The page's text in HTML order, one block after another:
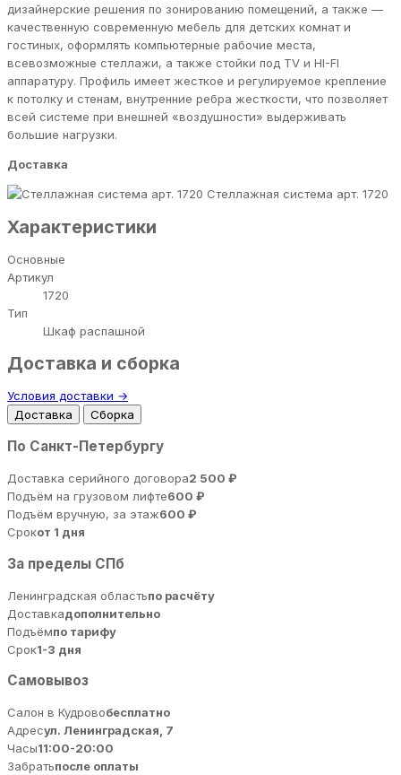
дизайнерские решения по зонированию помещений, а также —
качественную современную мебель для детских комнат и
гостиных, оформлять компьютерные рабочие места,
всевозможные стеллажи, а также стойки под TV и HI-FI
аппаратуру. Профиль имеет жесткое и регулируемое крепление
к потолку и стенам, внутренние ребра жесткости, что позволяет
всей системе при внешней «воздушности» выдерживать
большие нагрузки.
Доставка
Стеллажная система арт. 1720
Характеристики
Основные
Артикул
1720
Тип
Шкаф распашной
Доставка и сборка
Условия доставки →
Доставка
Сборка
По Санкт-Петербургу
Доставка серийного договора2 500 ₽
Подъём на грузовом лифте600 ₽
Подъём вручную, за этаж600 ₽
Срокот 1 дня
За пределы СПб
Ленинградская областьпо расчёту
Доставкадополнительно
Подъёмпо тарифу
Срок1-3 дня
Самовывоз
Салон в Кудровобесплатно
Адресул. Ленинградская, 7
Часы11:00-20:00
Забратьпосле оплаты